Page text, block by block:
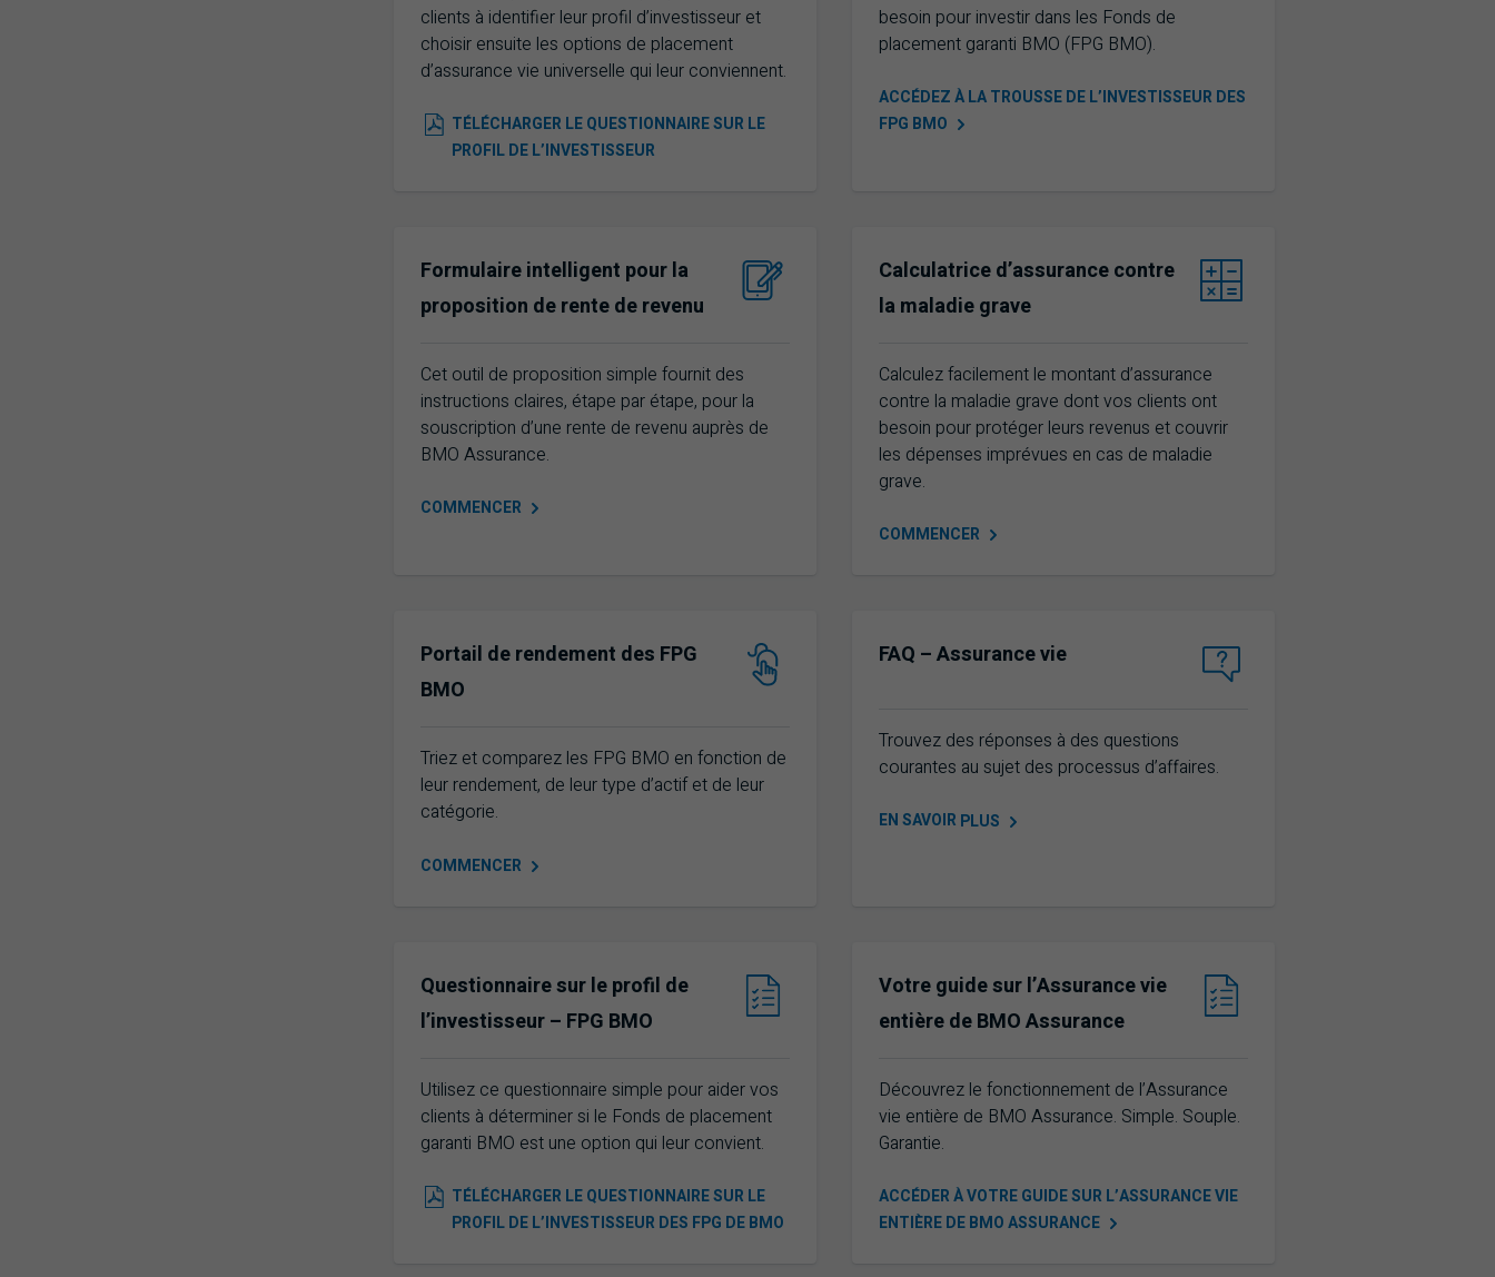
clients à identifier leur profil d’investisseur et
choisir ensuite les options de placement
d’assurance vie universelle qui leur conviennent.
TÉLÉCHARGER LE QUESTIONNAIRE SUR LE
PROFIL DE L’INVESTISSEUR
besoin pour investir dans les Fonds de
placement garanti BMO (FPG BMO).
ACCÉDEZ À LA TROUSSE DE L’INVESTISSEUR DES
FPG BMO
Formulaire intelligent pour la
proposition de rente de revenu
Cet outil de proposition simple fournit des
instructions claires, étape par étape, pour la
souscription d’une rente de revenu auprès de
BMO Assurance.
COMMENCER
Calculatrice d’assurance contre
la maladie grave
Calculez facilement le montant d’assurance
contre la maladie grave dont vos clients ont
besoin pour protéger leurs revenus et couvrir
les dépenses imprévues en cas de maladie
grave.
COMMENCER
Portail de rendement des FPG
fonds de placement garanti
BMO
Triez et comparez les FPG
fonds de placement garanti
BMO en fonction de
leur rendement, de leur type d’actif et de leur
catégorie.
COMMENCER
FAQ – Assurance vie
Trouvez des réponses à des questions
courantes au sujet des processus d’affaires.
EN SAVOIR PLUS
Questionnaire sur le profil de
l’investisseur – FPG BMO
Utilisez ce questionnaire simple pour aider vos
clients à déterminer si le Fonds de placement
garanti BMO est une option qui leur convient.
TÉLÉCHARGER LE QUESTIONNAIRE SUR LE
PROFIL DE L’INVESTISSEUR DES FPG DE BMO
Votre guide sur l’Assurance vie
entière de BMO Assurance
Découvrez le fonctionnement de l’Assurance
vie entière de BMO Assurance. Simple. Souple.
Garantie.
ACCÉDER À VOTRE GUIDE SUR L’ASSURANCE VIE
ENTIÈRE DE BMOASSURANCE